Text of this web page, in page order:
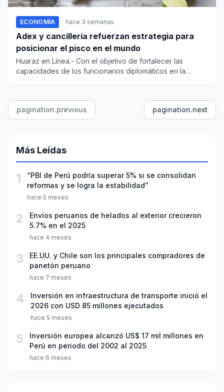
ECONOMÍA hace 3 semanas
Adex y cancillería refuerzan estrategia para
posicionar el pisco en el mundo
Huaraz en Línea.- Con el objetivo de fortalecer las
capacidades de los funcionarios diplomáticos en la
pagination.previous pagination.next
Más Leídas
1
“PBI de Perú podría superar 5% si se consolidan
reformas y se logra la estabilidad”
hace 5 meses
2
Envíos peruanos de helados al exterior crecieron
5.7% en el 2025
hace 4 meses
3
EE.UU. y Chile son los principales compradores de
panetón peruano
hace 7 meses
4
Inversión en infraestructura de transporte inició el
2026 con USD 85 millones ejecutados
hace 5 meses
5
Inversión europea alcanzó US$ 17 mil millones en
Perú en periodo del 2002 al 2025
hace 6 meses